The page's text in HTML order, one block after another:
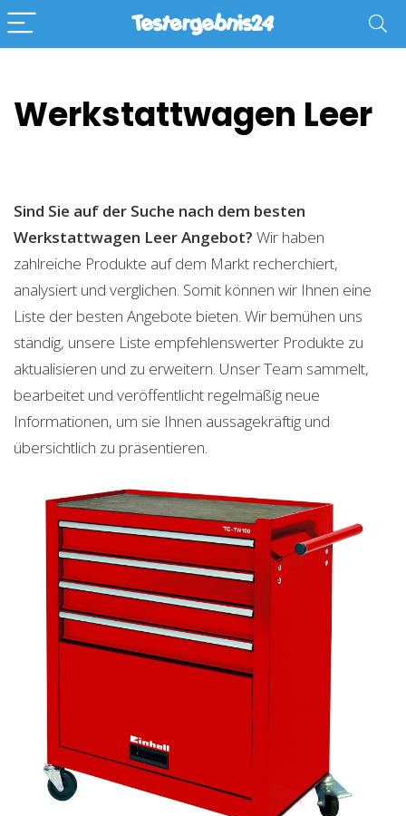
Werkstattwagen Leer
Sind Sie auf der Suche nach dem besten
Werkstattwagen LeerAngebot? Wir haben
zahlreiche Produkte auf dem Markt recherchiert,
analysiert und verglichen. Somit können wir Ihnen eine
Liste der besten Angebote bieten. Wir bemühen uns
ständig, unsere Liste empfehlenswerter Produkte zu
aktualisieren und zu erweitern. Unser Team sammelt,
bearbeitet und veröffentlicht regelmäßig neue
Informationen, um sie Ihnen aussagekräftig und
übersichtlich zu präsentieren.